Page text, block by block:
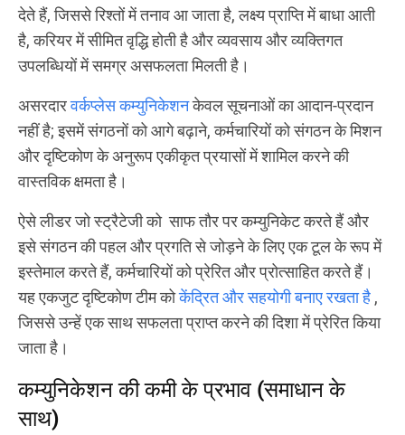
देते हैं, जिससे रिश्तों में तनाव आ जाता है, लक्ष्य प्राप्ति में बाधा आती
है, करियर में सीमित वृद्धि होती है और व्यवसाय और व्यक्तिगत
उपलब्धियों में समग्र असफलता मिलती है।
असरदारवर्कप्लेस कम्युनिकेशनकेवल सूचनाओं का आदान-प्रदान
नहीं है; इसमें संगठनों को आगे बढ़ाने, कर्मचारियों को संगठन के मिशन
और दृष्टिकोण के अनुरूप एकीकृत प्रयासों में शामिल करने की
वास्तविक क्षमता है।
ऐसे लीडर जो स्ट्रैटेजी को साफ तौर पर कम्युनिकेट करते हैं और
इसे संगठन की पहल और प्रगति से जोड़ने के लिए एक टूल के रूप में
इस्तेमाल करते हैं, कर्मचारियों को प्रेरित और प्रोत्साहित करते हैं।
यह एकजुट दृष्टिकोण टीम कोकेंद्रित और सहयोगी बनाए रखता है ,
जिससे उन्हें एक साथ सफलता प्राप्त करने की दिशा में प्रेरित किया
जाता है।
कम्युनिकेशन की कमी के प्रभाव (समाधान के
साथ)